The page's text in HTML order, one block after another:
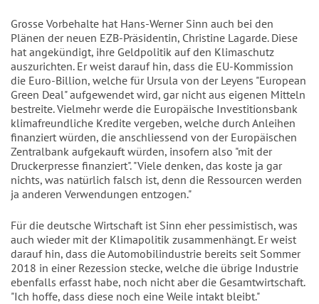
Grosse Vorbehalte hat Hans-Werner Sinn auch bei den
Plänen der neuen EZB-Präsidentin, Christine Lagarde. Diese
hat angekündigt, ihre Geldpolitik auf den Klimaschutz
auszurichten. Er weist darauf hin, dass die EU-Kommission
die Euro-Billion, welche für Ursula von der Leyens "European
Green Deal" aufgewendet wird, gar nicht aus eigenen Mitteln
bestreite. Vielmehr werde die Europäische Investitionsbank
klimafreundliche Kredite vergeben, welche durch Anleihen
finanziert würden, die anschliessend von der Europäischen
Zentralbank aufgekauft würden, insofern also "mit der
Druckerpresse finanziert". "Viele denken, das koste ja gar
nichts, was natürlich falsch ist, denn die Ressourcen werden
ja anderen Verwendungen entzogen."
Für die deutsche Wirtschaft ist Sinn eher pessimistisch, was
auch wieder mit der Klimapolitik zusammenhängt. Er weist
darauf hin, dass die Automobilindustrie bereits seit Sommer
2018 in einer Rezession stecke, welche die übrige Industrie
ebenfalls erfasst habe, noch nicht aber die Gesamtwirtschaft.
"Ich hoffe, dass diese noch eine Weile intakt bleibt."